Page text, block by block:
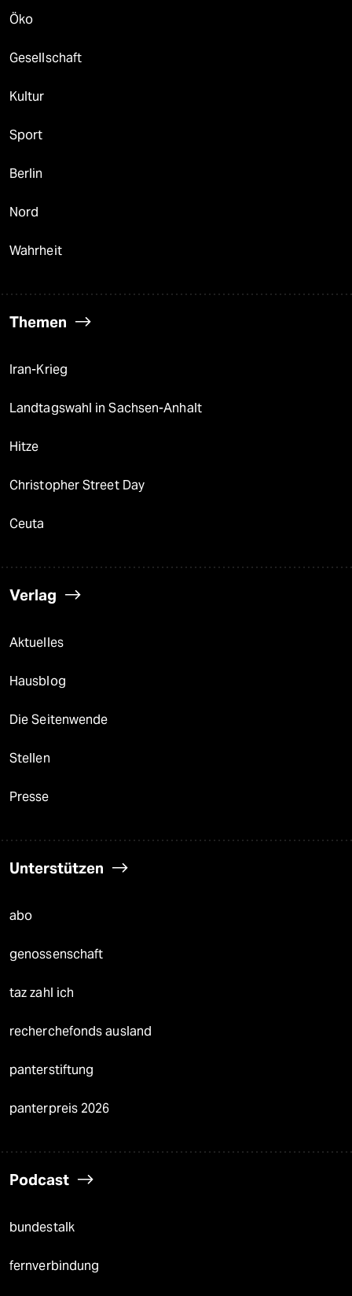
Öko
Gesellschaft
Kultur
Sport
Berlin
Nord
Wahrheit
Themen
Iran-Krieg
Landtagswahl in Sachsen-Anhalt
Hitze
Christopher Street Day
Ceuta
Verlag
Aktuelles
Hausblog
Die Seitenwende
Stellen
Presse
Unterstützen
abo
genossenschaft
taz zahl ich
recherchefonds ausland
panterstiftung
panterpreis 2026
Podcast
bundestalk
fernverbindung